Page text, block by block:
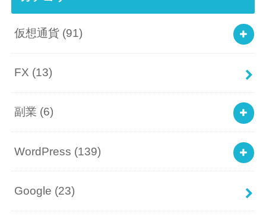
仮想通貨 (91)
FX (13)
副業 (6)
WordPress (139)
Google (23)